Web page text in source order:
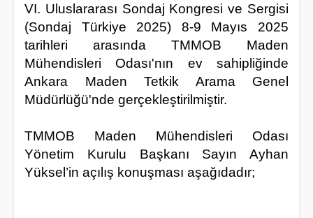
VI. Uluslararası Sondaj Kongresi ve Sergisi
(Sondaj Türkiye 2025) 8-9 Mayıs 2025
tarihleri arasında TMMOB Maden
Mühendisleri Odası'nın ev sahipliğinde
Ankara Maden Tetkik Arama Genel
Müdürlüğü'nde gerçekleştirilmiştir.
TMMOB Maden Mühendisleri Odası
Yönetim Kurulu Başkanı Sayın Ayhan
Yüksel’in açılış konuşması aşağıdadır;